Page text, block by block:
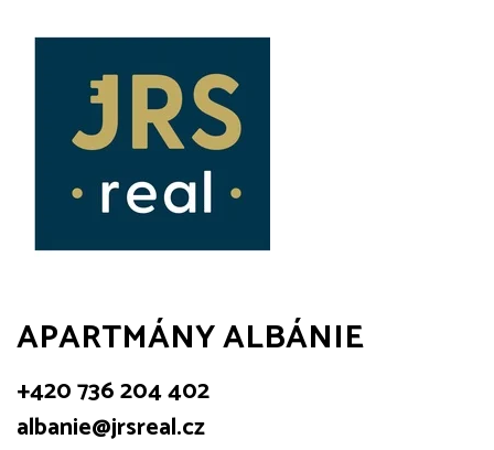
APARTMÁNY ALBÁNIE
+420 736 204 402
albanie@jrsreal.cz